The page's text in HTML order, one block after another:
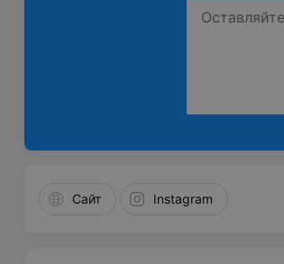
Сайт Instagram